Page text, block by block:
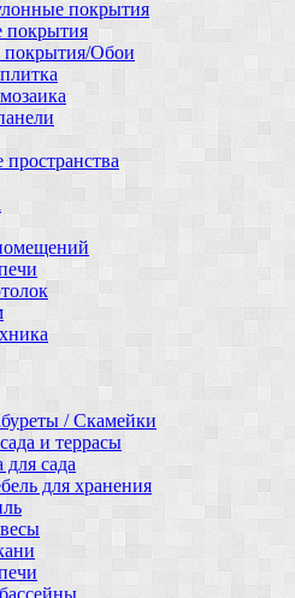
покрытия
покрытия
покрытия/Обои
/ Скамейки
и террасы
сада
для хранения